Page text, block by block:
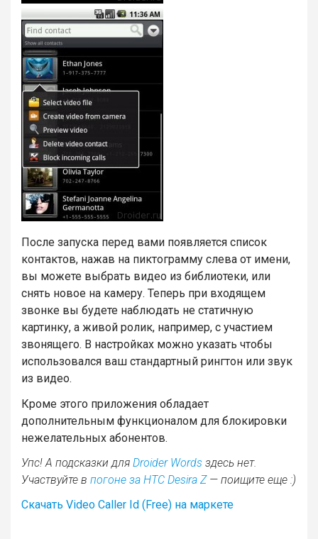
После запуска перед вами появляется список
контактов, нажав на пиктограмму слева от имени,
вы можете выбрать видео из библиотеки, или
снять новое на камеру. Теперь при входящем
звонке вы будете наблюдать не статичную
картинку, а живой ролик, например, с участием
звонящего. В настройках можно указать чтобы
использовался ваш стандартный рингтон или звук
из видео.
Кроме этого приложения обладает
дополнительным функционалом для блокировки
нежелательных абонентов.
Упс! А подсказки для Droider Words здесь нет.
Участвуйте в погоне за HTC Desira Z— поищите еще :)
Скачать Video Caller Id (Free) на маркете